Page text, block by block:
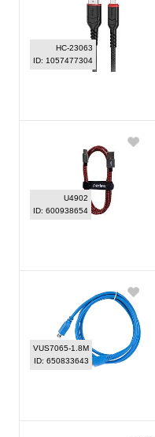
HC-23063
ID: 1057477304
U4902
ID: 600938654
VUS7065-1.8M
ID: 650833643